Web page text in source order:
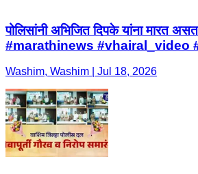
पोलिसांनी अभिजित दिपके यांना मारत
#marathinews #vhairal_video
Washim, Washim | Jul 18, 2026